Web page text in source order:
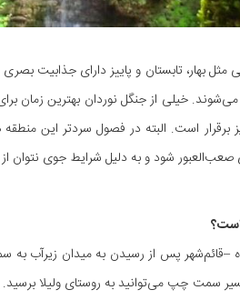
بهار، تابستان و پاییز دارای جذابیت
خیلی از جنگل نوردان بهترین زمان
برقرار است. البته در فصول سردتر این
شود و به دلیل شرایط جوی نتوان از
است؟